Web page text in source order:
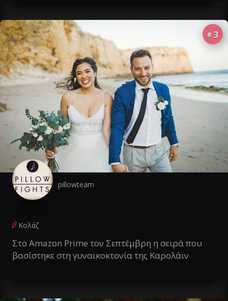
# 3
pillowteam
Κολάζ
Στο Amazon Prime τον Σεπτέμβρη η σειρά που
βασίστηκε στη γυναικοκτονία της Καρολάιν